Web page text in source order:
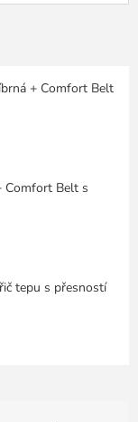
+ Comfort Belt
Comfort Belt s
tepu s přesností